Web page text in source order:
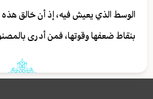
الوسط الذي يعيش فيه، إذ أن خالق هذه
بنقاط ضعفها وقوتها، فمن أدرى